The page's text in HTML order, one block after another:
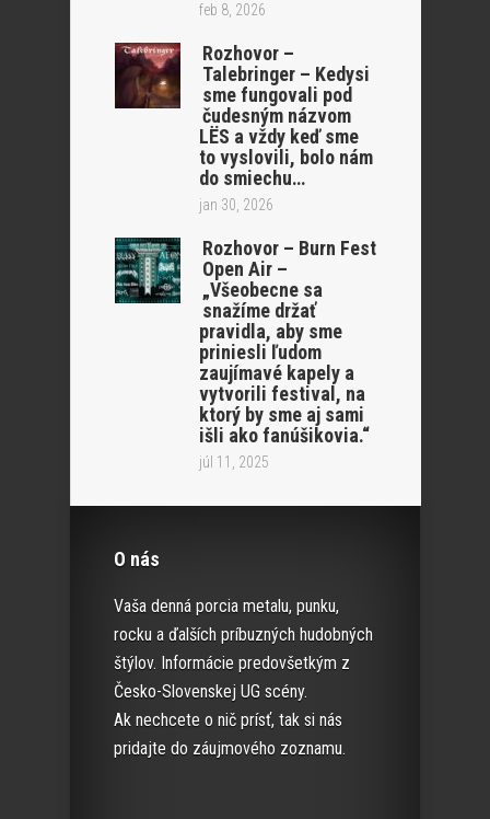
feb 8, 2026
Rozhovor –
Talebringer – Kedysi
sme fungovali pod
čudesným názvom
LËS a vždy keď sme
to vyslovili, bolo nám
do smiechu…
jan 30, 2026
Rozhovor – Burn Fest
Open Air –
„Všeobecne sa
snažíme držať
pravidla, aby sme
priniesli ľudom
zaujímavé kapely a
vytvorili festival, na
ktorý by sme aj sami
išli ako fanúšikovia.“
júl 11, 2025
O nás
Vaša denná porcia metalu, punku,
rocku a ďalších príbuzných hudobných
štýlov. Informácie predovšetkým z
Česko-Slovenskej UG scény.
Ak nechcete o nič prísť, tak si nás
pridajte do záujmového zoznamu.